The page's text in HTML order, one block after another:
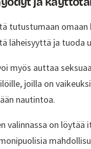
tutustumaan
läheisyyttä ja tuoda
myös auttaa
joilla on
nautintoa.
valinnassa on